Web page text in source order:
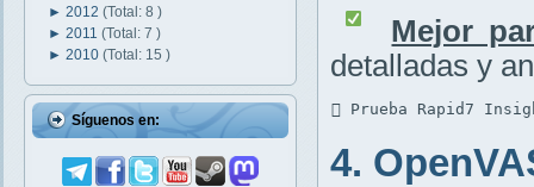
► 2012 (Total: 8 )
► 2011 (Total: 7 )
► 2010 (Total: 15 )
Síguenos en:
Mejor
detalladas y
 Prueba Rapid7
4.